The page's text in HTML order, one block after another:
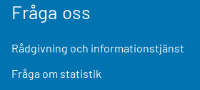
Fråga oss
Rådgivning och informationstjänst
Fråga om statistik